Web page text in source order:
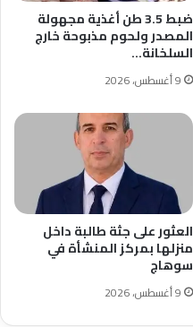
ضبط 3.5 طن أغذية مجهولة
المصدر ولحوم مذبوحة خارج
السلخانة…
9 أغسطس، 2026
العثور على جثة طالبة داخل
منزلها بمركز المنشأة في
سوهاج
9 أغسطس، 2026